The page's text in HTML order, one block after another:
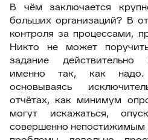
В чём заключается
больших организаций? В
контроля за процессами,
Никто не может
задание действительно
именно так, как
основываясь
отчётах, как минимум
могут искажаться,
совершенно непостижимым